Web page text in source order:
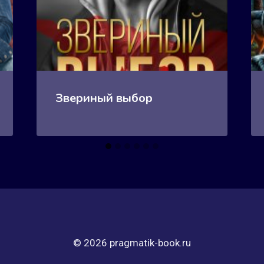
Звериный выбор
© 2026 pragmatik-book.ru